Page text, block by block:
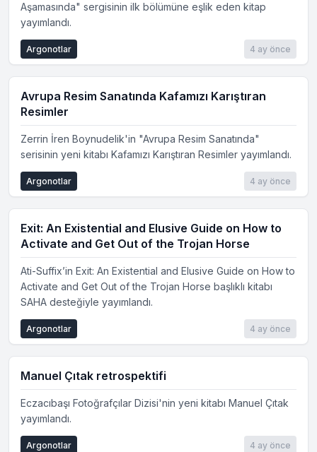
Aşamasında" sergisinin ilk bölümüne eşlik eden kitap
yayımlandı.
4 ay önce
Argonotlar
Avrupa Resim Sanatında Kafamızı Karıştıran
Resimler
Zerrin İren Boynudelik'in "Avrupa Resim Sanatında"
serisinin yeni kitabı Kafamızı Karıştıran Resimler yayımlandı.
4 ay önce
Argonotlar
Exit: An Existential and Elusive Guide on How to
Activate and Get Out of the Trojan Horse
Ati-Suffix’in Exit: An Existential and Elusive Guide on How to
Activate and Get Out of the Trojan Horse başlıklı kitabı
SAHA desteğiyle yayımlandı.
4 ay önce
Argonotlar
Manuel Çıtak retrospektifi
Eczacıbaşı Fotoğrafçılar Dizisi'nin yeni kitabı Manuel Çıtak
yayımlandı.
4 ay önce
Argonotlar